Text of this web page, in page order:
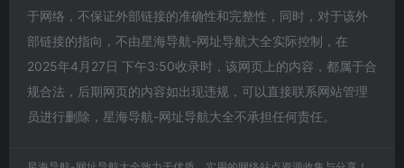
于网络，不保证外部链接的准确性和完整性，同时，对于该外
部链接的指向，不由星海导航-网址导航大全实际控制，在
2025年4月27日 下午3:50收录时，该网页上的内容，都属于合
规合法，后期网页的内容如出现违规，可以直接联系网站管理
员进行删除，星海导航-网址导航大全不承担任何责任。